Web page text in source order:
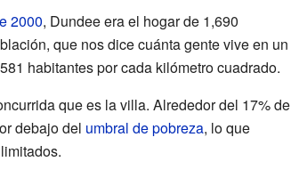
2000, Dundee era el hogar de 1,690
que nos dice cuánta gente vive en un
habitantes por cada kilómetro cuadrado.
que es la villa. Alrededor del 17% de
debajo del umbral de pobreza, lo que